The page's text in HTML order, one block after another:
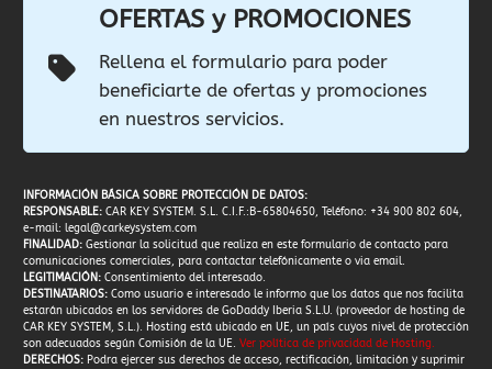
OFERTAS y PROMOCIONES
Rellena el formulario para poder
beneficiarte de ofertas y promociones
en nuestros servicios.
INFORMACIÓN BÁSICA SOBRE PROTECCIÓN DE DATOS:
RESPONSABLE: CAR KEY SYSTEM. S.L. C.I.F.:B-65804650, Teléfono: +34 900 802 604,
e-mail: legal@carkeysystem.com
FINALIDAD: Gestionar la solicitud que realiza en este formulario de contacto para
comunicaciones comerciales, para contactar telefónicamente o via email.
LEGITIMACIÓN: Consentimiento del interesado.
DESTINATARIOS: Como usuario e interesado le informo que los datos que nos facilita
estarán ubicados en los servidores de GoDaddy Iberia S.L.U. (proveedor de hosting de
CAR KEY SYSTEM, S.L.). Hosting está ubicado en UE, un país cuyos nivel de protección
son adecuados según Comisión de la UE. Ver política de privacidad de Hosting.
DERECHOS: Podra ejercer sus derechos de acceso, rectificación, limitación y suprimir